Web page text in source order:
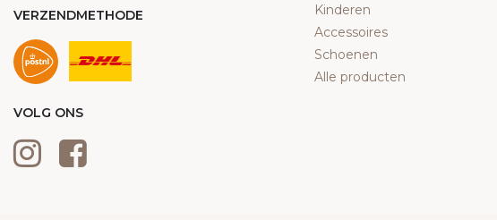
VERZENDMETHODE
VOLG ONS
Kinderen
Accessoires
Schoenen
Alle producten